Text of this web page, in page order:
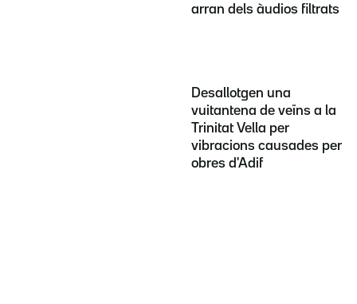
arran dels àudios filtrats
Desallotgen una
vuitantena de veïns a la
Trinitat Vella per
vibracions causades per
obres d'Adif